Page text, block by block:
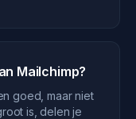
Mailchimp?
goed, maar niet
is, delen je